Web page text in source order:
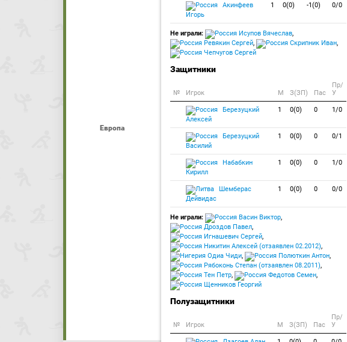
Европа
Акинфеев
Игорь
1 0(0) -1(0) 0/0
Не играли: Исупов Вячеслав,
Ревякин Сергей, Скрипник Иван,
Чепчугов Сергей
Защитники
№ Игрок M З(ЗП) Пас
Пр/
У
Березуцкий
Алексей
1 0(0) 0 1/0
Березуцкий
Василий
1 0(0) 0 0/1
Набабкин
Кирилл
1 0(0) 0 1/0
Шемберас
Дейвидас
1 0(0) 0 0/0
Не играли: Васин Виктор,
Дроздов Павел,
Игнашевич Сергей,
Никитин Алексей (отзаявлен 02.2012),
Одиа Чиди, Полюткин Антон,
Рябоконь Степан (отзаявлен 08.2011),
Тен Петр, Федотов Семен,
Щенников Георгий
Полузащитники
№ Игрок M З(ЗП) Пас
Пр/
У